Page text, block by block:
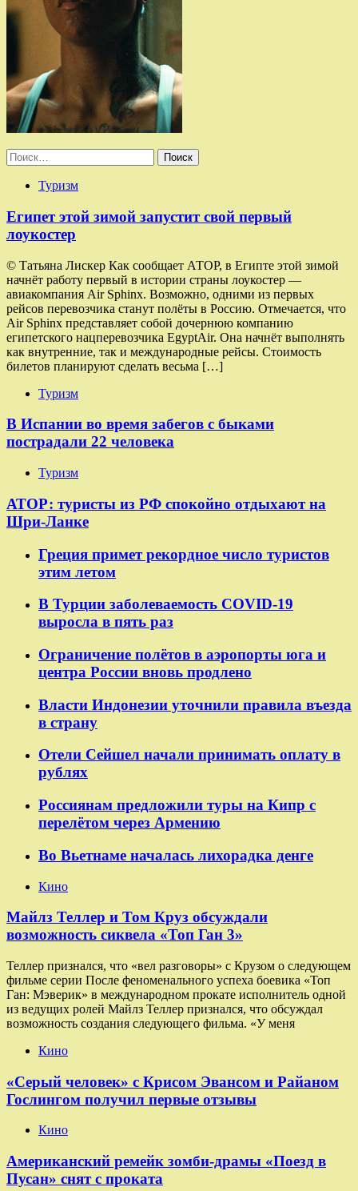
Найти:
Туризм
Египет этой зимой запустит свой первый
лоукостер
© Татьяна Лискер Как сообщает АТОР, в Египте этой зимой
начнёт работу первый в истории страны лоукостер —
авиакомпания Air Sphinx. Возможно, одними из первых
рейсов перевозчика станут полёты в Россию. Отмечается, что
Air Sphinx представляет собой дочернюю компанию
египетского нацперевозчика EgyptAir. Она начнёт выполнять
как внутренние, так и международные рейсы. Стоимость
билетов планируют сделать весьма […]
Туризм
В Испании во время забегов с быками
пострадали 22 человека
Туризм
АТОР: туристы из РФ спокойно отдыхают на
Шри-Ланке
Греция примет рекордное число туристов
этим летом
В Турции заболеваемость COVID-19
выросла в пять раз
Ограничение полётов в аэропорты юга и
центра России вновь продлено
Власти Индонезии уточнили правила въезда
в страну
Отели Сейшел начали принимать оплату в
рублях
Россиянам предложили туры на Кипр с
перелётом через Армению
Во Вьетнаме началась лихорадка денге
Кино
Майлз Теллер и Том Круз обсуждали
возможность сиквела «Топ Ган 3»
Теллер признался, что «вел разговоры» с Крузом о следующем
фильме серии После феноменального успеха боевика «Топ
Ган: Мэверик» в международном прокате исполнитель одной
из ведущих ролей Майлз Теллер признался, что обсуждал
возможность создания следующего фильма. «У меня
Кино
«Серый человек» с Крисом Эвансом и Райаном
Гослингом получил первые отзывы
Кино
Американский ремейк зомби-драмы «Поезд в
Пусан» снят с проката